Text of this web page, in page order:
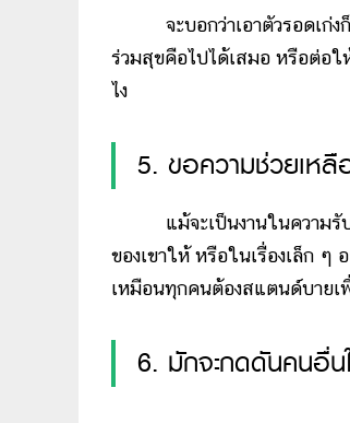
จะบอกว่าเอาตัวรอดเก่งก็ไ
ร่วมสุขคือไปได้เสมอ หรือต่อใ
ไง
5. ขอความช่วยเหลื
แม้จะเป็นงานในความรับผิ
ของเขาให้ หรือในเรื่องเล็ก ๆ
เหมือนทุกคนต้องสแตนด์บายเ
6. มักจะกดดันคนอื่